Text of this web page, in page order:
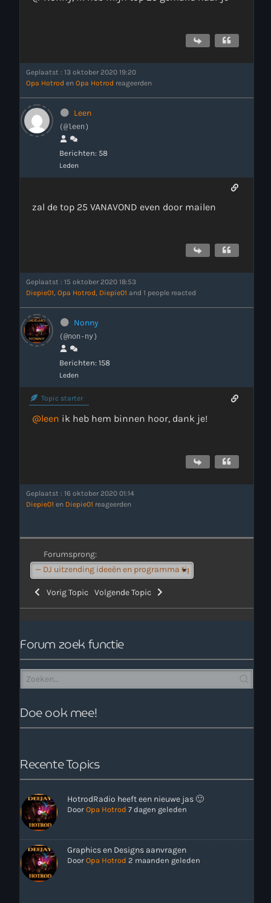
Geplaatst : 13 oktober 2020 19:20
Opa Hotrod en Opa Hotrod reageerden
Leen
(@leen)
Berichten: 58
Leden
zal de top 25 VANAVOND even door mailen
Geplaatst : 15 oktober 2020 18:53
Diepie01, Opa Hotrod, Diepie01 and 1 people reacted
Nonny
(@non-ny)
Berichten: 158
Leden
Topic starter
@leen ik heb hem binnen hoor, dank je!
Geplaatst : 16 oktober 2020 01:14
Diepie01 en Diepie01 reageerden
Forumsprong:
Vorig Topic Volgende Topic
Forum zoek functie
Doe ook mee!
Recente Topics
HotrodRadio heeft een nieuwe jas 🙂
Door Opa Hotrod 7 dagen geleden
Graphics en Designs aanvragen
Door Opa Hotrod 2 maanden geleden